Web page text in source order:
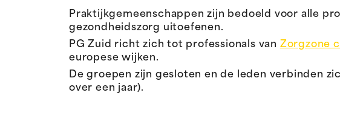
Praktijkgemeenschappen zijn bedoeld voor alle
gezondheidszorg uitoefenen.
PG Zuid richt zich tot professionals van Zorgzone
europese wijken.
De groepen zijn gesloten en de leden verbinden
over een jaar).